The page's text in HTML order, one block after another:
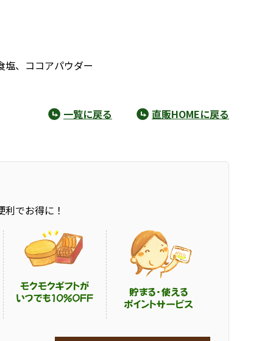
塩、ココアパウダー
一覧に戻る 直販HOMEに戻る
でお得に！